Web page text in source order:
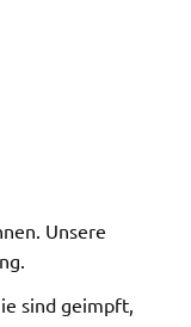
Unsere
sind geimpft,